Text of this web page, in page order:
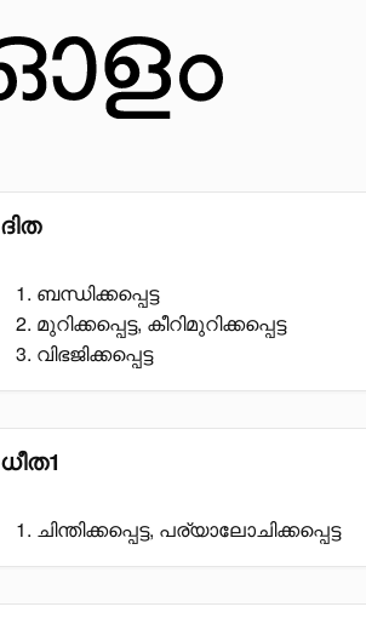
ദിത
ബന്ധിക്കപ്പെട്ട
മുറിക്കപ്പെട്ട, കീറിമുറിക്കപ്പെട്ട
വിഭജിക്കപ്പെട്ട
ധീത1
ചിന്തിക്കപ്പെട്ട, പര്യാലോചിക്കപ്പെട്ട